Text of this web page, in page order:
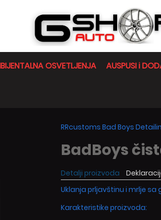
OSVETLJENJA AUSPUSI i
RRcustoms Bad Boys
BadBoys
Detalji proizvoda
Uklanja prljavštinu i mrlje sa
Karakteristike proizvoda: